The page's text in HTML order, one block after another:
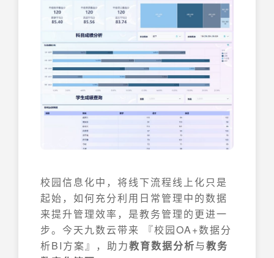
校园信息化中，将线下流程线上化只是
起始，如何充分利用日常管理中的数据
来提升管理效率，是教务管理的更进一
步。今天九数云带来 『校园OA+数据分
析BI方案』，助力教育数据分析与教务